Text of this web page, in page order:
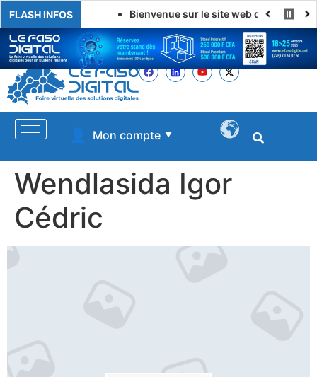
FLASH INFOS Bienvenue sur le site web de LE FASO
👤 Mon compte ▼
Wendlasida Igor
Cédric